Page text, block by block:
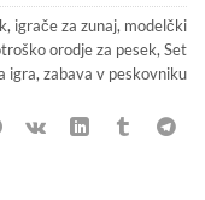
, igrače za zunaj, modelčki
orodje za pesek,Set
igra,zabava v peskovniku